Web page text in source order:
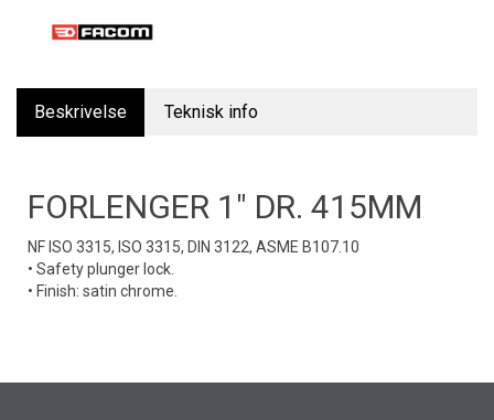
Beskrivelse Teknisk info
FORLENGER 1" DR. 415MM
NF ISO 3315, ISO 3315, DIN 3122, ASME B107.10
• Safety plunger lock.
• Finish: satin chrome.